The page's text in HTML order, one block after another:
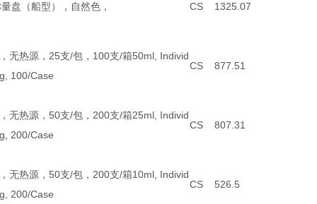
盘（船型），自然色， CS 1325.07
无热源，25支/包，100支/箱50ml, Individ
100/Case
CS 877.51
无热源，50支/包，200支/箱25ml, Individ
200/Case
CS 807.31
无热源，50支/包，200支/箱10ml, Individ
200/Case
CS 526.5